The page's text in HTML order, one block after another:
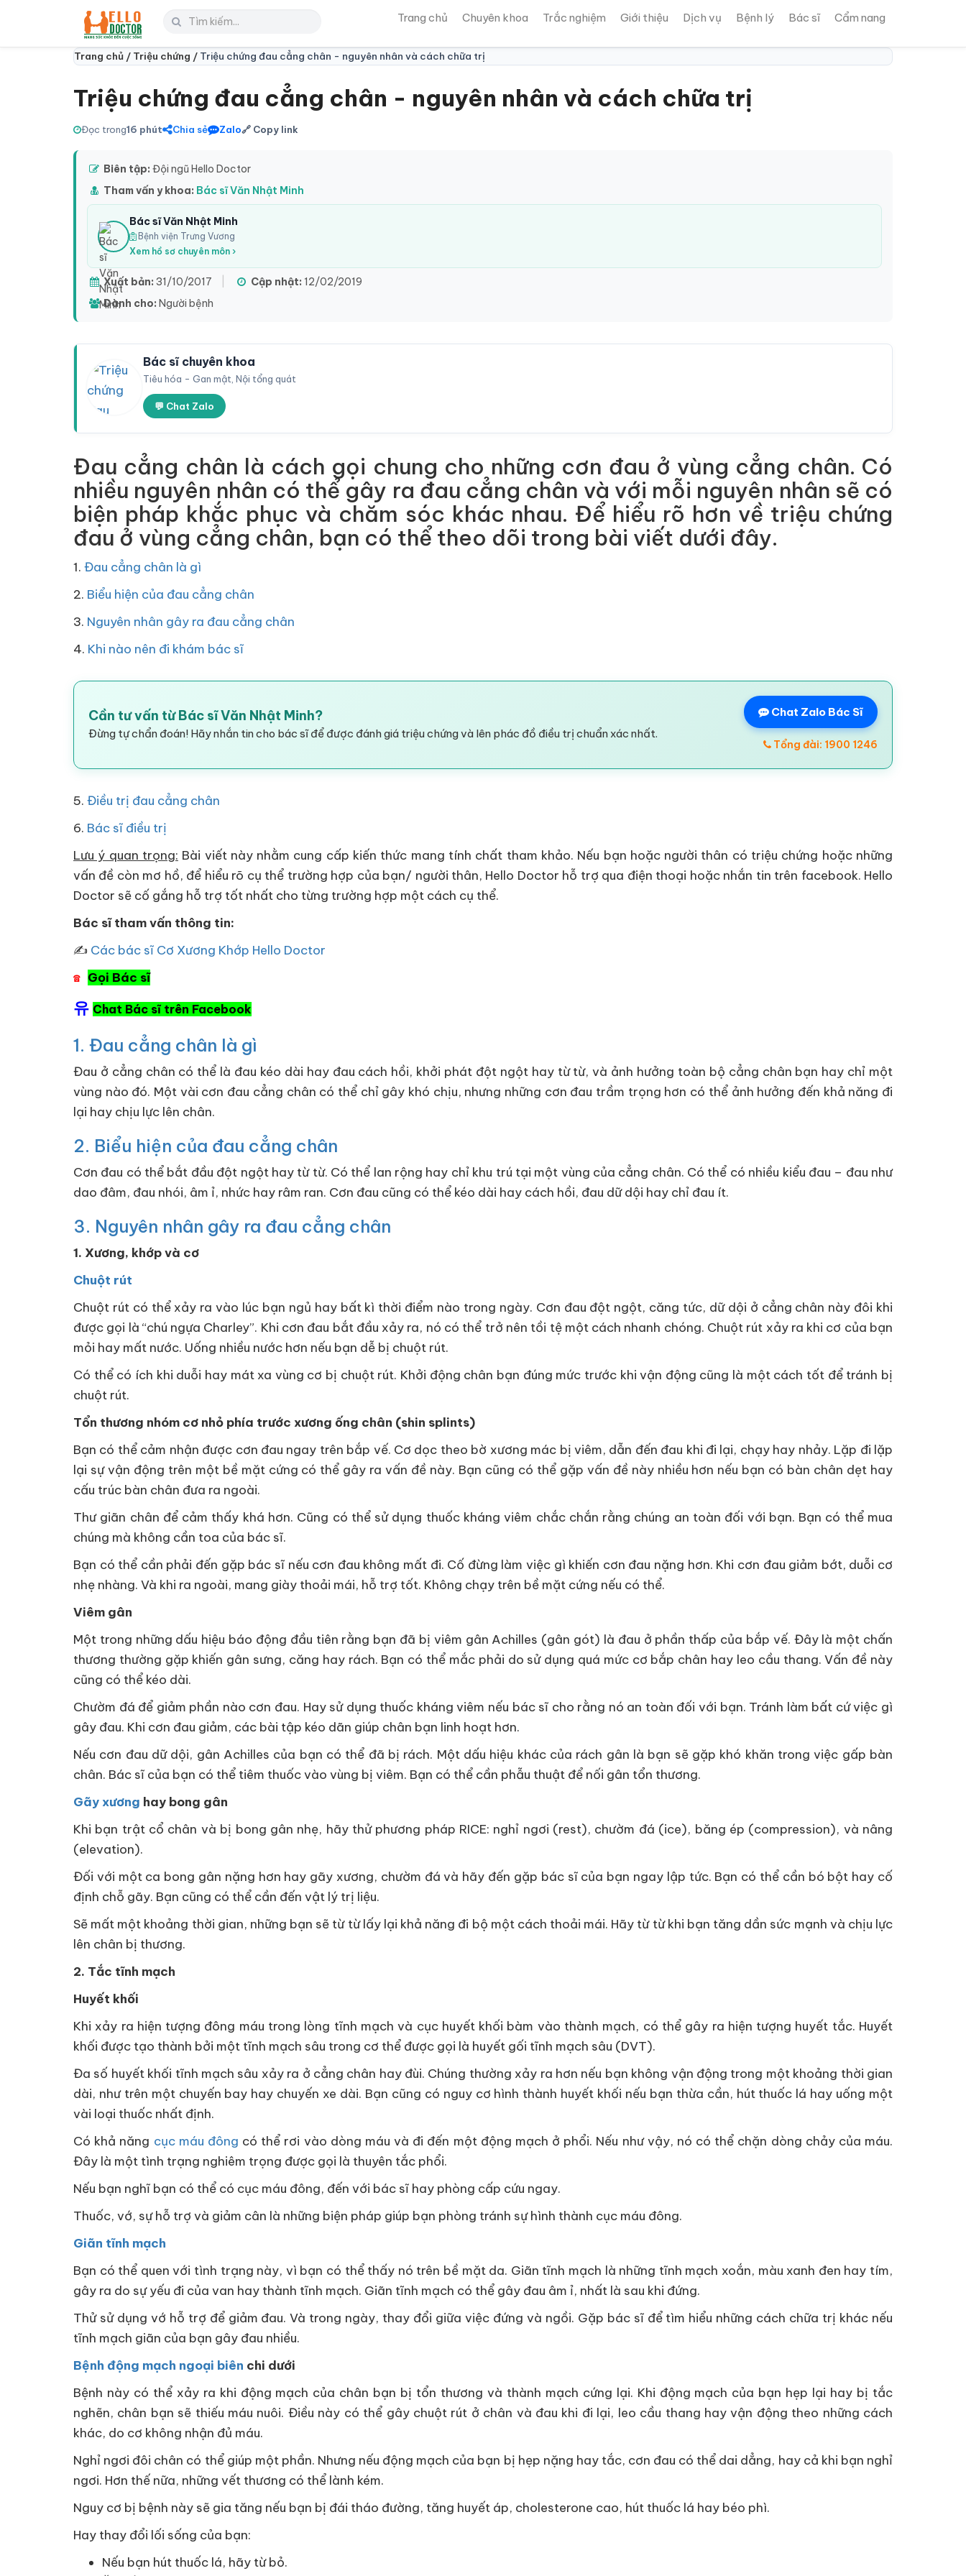
Trang chủ Chuyên khoa Trắc nghiệm Giới thiệu Dịch vụ Bệnh lý Bác sĩ Cẩm nang
Trang chủ / Triệu chứng / Triệu chứng đau cẳng chân - nguyên nhân và cách chữa trị
Triệu chứng đau cẳng chân - nguyên nhân và cách chữa trị
Đọc trong16 phút Chia sẻ Zalo🔗 Copy link
Biên tập: Đội ngũ Hello Doctor
Tham vấn y khoa: Bác sĩ Văn Nhật Minh
Bác sĩ Văn Nhật Minh
Bệnh viện Trưng Vương
Xem hồ sơ chuyên môn ›
Xuất bản: 31/10/2017 Cập nhật: 12/02/2019
Dành cho: Người bệnh
Bác sĩ chuyên khoa
Tiêu hóa - Gan mật, Nội tổng quát
💬 Chat Zalo
Đau cẳng chân là cách gọi chung cho những cơn đau ở vùng cẳng chân. Có
nhiều nguyên nhân có thể gây ra đau cẳng chân và với mỗi nguyên nhân sẽ có
biện pháp khắc phục và chăm sóc khác nhau. Để hiểu rõ hơn về triệu chứng
đau ở vùng cẳng chân, bạn có thể theo dõi trong bài viết dưới đây.
1. Đau cẳng chân là gì
2. Biểu hiện của đau cẳng chân
3. Nguyên nhân gây ra đau cẳng chân
4. Khi nào nên đi khám bác sĩ
Cần tư vấn từ Bác sĩ Văn Nhật Minh?
Đừng tự chẩn đoán! Hãy nhắn tin cho bác sĩ để được đánh giá triệu chứng và lên phác đồ điều trị chuẩn xác nhất.
Chat Zalo Bác Sĩ
Tổng đài: 1900 1246
5. Điều trị đau cẳng chân
6. Bác sĩ điều trị
Lưu ý quan trọng: Bài viết này nhằm cung cấp kiến thức mang tính chất tham khảo. Nếu bạn hoặc người thân có triệu chứng hoặc những
vấn đề còn mơ hồ, để hiểu rõ cụ thể trường hợp của bạn/ người thân, Hello Doctor hỗ trợ qua điện thoại hoặc nhắn tin trên facebook. Hello
Doctor sẽ cố gắng hỗ trợ tốt nhất cho từng trường hợp một cách cụ thể.
Bác sĩ tham vấn thông tin:
✍ Các bác sĩ Cơ Xương Khớp Hello Doctor
☎ Gọi Bác sĩ
유 Chat Bác sĩ trên Facebook
1. Đau cẳng chân là gì
Đau ở cẳng chân có thể là đau kéo dài hay đau cách hồi, khởi phát đột ngột hay từ từ, và ảnh hưởng toàn bộ cẳng chân bạn hay chỉ một
vùng nào đó. Một vài cơn đau cẳng chân có thể chỉ gây khó chịu, nhưng những cơn đau trầm trọng hơn có thể ảnh hưởng đến khả năng đi
lại hay chịu lực lên chân.
2. Biểu hiện của đau cẳng chân
Cơn đau có thể bắt đầu đột ngột hay từ từ. Có thể lan rộng hay chỉ khu trú tại một vùng của cẳng chân. Có thể có nhiều kiểu đau – đau như
dao đâm, đau nhói, âm ỉ, nhức hay râm ran. Cơn đau cũng có thể kéo dài hay cách hồi, đau dữ dội hay chỉ đau ít.
3. Nguyên nhân gây ra đau cẳng chân
1. Xương, khớp và cơ
Chuột rút
Chuột rút có thể xảy ra vào lúc bạn ngủ hay bất kì thời điểm nào trong ngày. Cơn đau đột ngột, căng tức, dữ dội ở cẳng chân này đôi khi
được gọi là “chú ngựa Charley”. Khi cơn đau bắt đầu xảy ra, nó có thể trở nên tồi tệ một cách nhanh chóng. Chuột rút xảy ra khi cơ của bạn
mỏi hay mất nước. Uống nhiều nước hơn nếu bạn dễ bị chuột rút.
Có thể có ích khi duỗi hay mát xa vùng cơ bị chuột rút. Khởi động chân bạn đúng mức trước khi vận động cũng là một cách tốt để tránh bị
chuột rút.
Tổn thương nhóm cơ nhỏ phía trước xương ống chân (shin splints)
Bạn có thể cảm nhận được cơn đau ngay trên bắp vế. Cơ dọc theo bờ xương mác bị viêm, dẫn đến đau khi đi lại, chạy hay nhảy. Lặp đi lặp
lại sự vận động trên một bề mặt cứng có thể gây ra vấn đề này. Bạn cũng có thể gặp vấn đề này nhiều hơn nếu bạn có bàn chân dẹt hay
cấu trúc bàn chân đưa ra ngoài.
Thư giãn chân để cảm thấy khá hơn. Cũng có thể sử dụng thuốc kháng viêm chắc chắn rằng chúng an toàn đối với bạn. Bạn có thể mua
chúng mà không cần toa của bác sĩ.
Bạn có thể cần phải đến gặp bác sĩ nếu cơn đau không mất đi. Cố đừng làm việc gì khiến cơn đau nặng hơn. Khi cơn đau giảm bớt, duỗi cơ
nhẹ nhàng. Và khi ra ngoài, mang giày thoải mái, hỗ trợ tốt. Không chạy trên bề mặt cứng nếu có thể.
Viêm gân
Một trong những dấu hiệu báo động đầu tiên rằng bạn đã bị viêm gân Achilles (gân gót) là đau ở phần thấp của bắp vế. Đây là một chấn
thương thường gặp khiến gân sưng, căng hay rách. Bạn có thể mắc phải do sử dụng quá mức cơ bắp chân hay leo cầu thang. Vấn đề này
cũng có thể kéo dài.
Chườm đá để giảm phần nào cơn đau. Hay sử dụng thuốc kháng viêm nếu bác sĩ cho rằng nó an toàn đối với bạn. Tránh làm bất cứ việc gì
gây đau. Khi cơn đau giảm, các bài tập kéo dãn giúp chân bạn linh hoạt hơn.
Nếu cơn đau dữ dội, gân Achilles của bạn có thể đã bị rách. Một dấu hiệu khác của rách gân là bạn sẽ gặp khó khăn trong việc gấp bàn
chân. Bác sĩ của bạn có thể tiêm thuốc vào vùng bị viêm. Bạn có thể cần phẫu thuật để nối gân tổn thương.
Gãy xương hay bong gân
Khi bạn trật cổ chân và bị bong gân nhẹ, hãy thử phương pháp RICE: nghỉ ngơi (rest), chườm đá (ice), băng ép (compression), và nâng
(elevation).
Đối với một ca bong gân nặng hơn hay gãy xương, chườm đá và hãy đến gặp bác sĩ của bạn ngay lập tức. Bạn có thể cần bó bột hay cố
định chỗ gãy. Bạn cũng có thể cần đến vật lý trị liệu.
Sẽ mất một khoảng thời gian, những bạn sẽ từ từ lấy lại khả năng đi bộ một cách thoải mái. Hãy từ từ khi bạn tăng dần sức mạnh và chịu lực
lên chân bị thương.
2. Tắc tĩnh mạch
Huyết khối
Khi xảy ra hiện tượng đông máu trong lòng tĩnh mạch và cục huyết khối bàm vào thành mạch, có thể gây ra hiện tượng huyết tắc. Huyết
khối được tạo thành bởi một tĩnh mạch sâu trong cơ thể được gọi là huyết gối tĩnh mạch sâu (DVT).
Đa số huyết khối tĩnh mạch sâu xảy ra ở cẳng chân hay đùi. Chúng thường xảy ra hơn nếu bạn không vận động trong một khoảng thời gian
dài, như trên một chuyến bay hay chuyến xe dài. Bạn cũng có nguy cơ hình thành huyết khối nếu bạn thừa cần, hút thuốc lá hay uống một
vài loại thuốc nhất định.
Có khả năng cục máu đông có thể rơi vào dòng máu và đi đến một động mạch ở phổi. Nếu như vậy, nó có thể chặn dòng chảy của máu.
Đây là một tình trạng nghiêm trọng được gọi là thuyên tắc phổi.
Nếu bạn nghĩ bạn có thể có cục máu đông, đến với bác sĩ hay phòng cấp cứu ngay.
Thuốc, vớ, sự hỗ trợ và giảm cân là những biện pháp giúp bạn phòng tránh sự hình thành cục máu đông.
Giãn tĩnh mạch
Bạn có thể quen với tình trạng này, vì bạn có thể thấy nó trên bề mặt da. Giãn tĩnh mạch là những tĩnh mạch xoắn, màu xanh đen hay tím,
gây ra do sự yếu đi của van hay thành tĩnh mạch. Giãn tĩnh mạch có thể gây đau âm ỉ, nhất là sau khi đứng.
Thử sử dụng vớ hỗ trợ để giảm đau. Và trong ngày, thay đổi giữa việc đứng và ngồi. Gặp bác sĩ để tìm hiểu những cách chữa trị khác nếu
tĩnh mạch giãn của bạn gây đau nhiều.
Bệnh động mạch ngoại biên chi dưới
Bệnh này có thể xảy ra khi động mạch của chân bạn bị tổn thương và thành mạch cứng lại. Khi động mạch của bạn hẹp lại hay bị tắc
nghẽn, chân bạn sẽ thiếu máu nuôi. Điều này có thể gây chuột rút ở chân và đau khi đi lại, leo cầu thang hay vận động theo những cách
khác, do cơ không nhận đủ máu.
Nghỉ ngơi đôi chân có thể giúp một phần. Nhưng nếu động mạch của bạn bị hẹp nặng hay tắc, cơn đau có thể dai dẳng, hay cả khi bạn nghỉ
ngơi. Hơn thế nữa, những vết thương có thể lành kém.
Nguy cơ bị bệnh này sẽ gia tăng nếu bạn bị đái tháo đường, tăng huyết áp, cholesterone cao, hút thuốc lá hay béo phì.
Hay thay đổi lối sống của bạn:
Nếu bạn hút thuốc lá, hãy từ bỏ.